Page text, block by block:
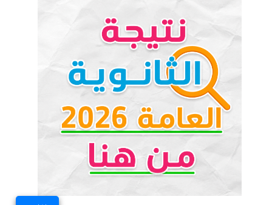
للمصريين
حفصة مدحت
♥ جديد الموقع
من هو خورخي ميسي والد الأيقونة
الأرجنتينية؟
ما سبب وفاة والد ميسي الأسطورة
بالأرجنتين؟